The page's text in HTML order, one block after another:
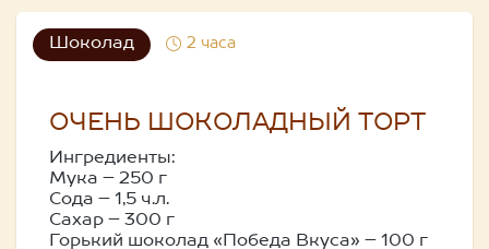
Шоколад 2 часа
ОЧЕНЬ ШОКОЛАДНЫЙ ТОРТ
Ингредиенты:
Мука – 250 г
Сода – 1,5 ч.л.
Сахар – 300 г
Горький шоколад «Победа Вкуса» – 100 г